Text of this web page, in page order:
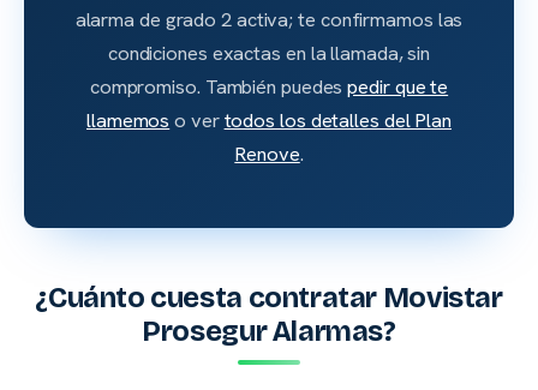
alarma de grado 2 activa; te confirmamos las
condiciones exactas en la llamada, sin
compromiso. También puedespedir que te
llamemos o vertodos los detalles del Plan
Renove.
¿Cuánto cuesta contratar Movistar
Prosegur Alarmas?